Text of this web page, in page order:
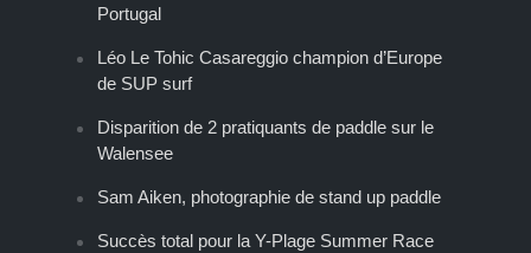
Portugal
Léo Le Tohic Casareggio champion d’Europe
de SUP surf
Disparition de 2 pratiquants de paddle sur le
Walensee
Sam Aiken, photographie de stand up paddle
Succès total pour la Y-Plage Summer Race